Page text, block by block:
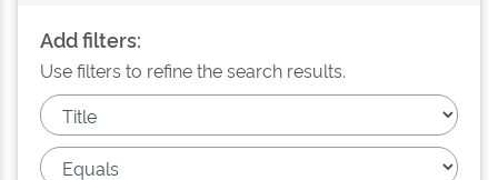
Add filters:
Use filters to refine the search results.